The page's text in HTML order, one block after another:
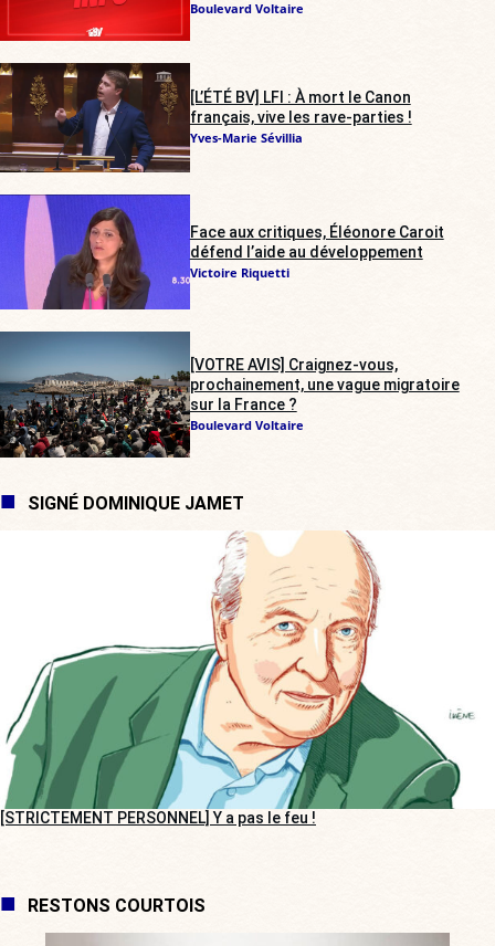
Boulevard Voltaire
[L’ÉTÉ BV] LFI : À mort le Canon
français, vive les rave-parties !
Yves-Marie Sévillia
Face aux critiques, Éléonore Caroit
défend l’aide au développement
Victoire Riquetti
[VOTRE AVIS] Craignez-vous,
prochainement, une vague migratoire
sur la France ?
Boulevard Voltaire
SIGNÉ DOMINIQUE JAMET
[STRICTEMENT PERSONNEL] Y a pas le feu !
RESTONS COURTOIS